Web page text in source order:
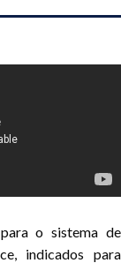
o sistema de
indicados para